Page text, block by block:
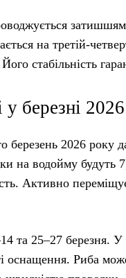
на третій-
стабільність
у березні 2026
березень 2026 року
на водойму будуть
Активно
та 25–27 березня. У
оснащення. Риба